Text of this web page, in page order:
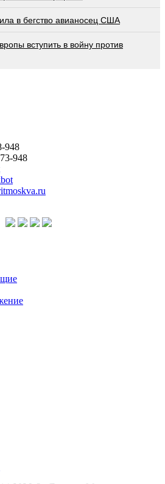
в бегство авианосец США
вступить в войну против
948
948